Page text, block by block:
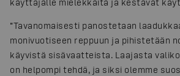
“Tavanomaisesti panostetaan
monivuotiseen reppuun ja pihistetään
käyvistä sisävaatteista. Laajasta
on helpompi tehdä, ja siksi olemme